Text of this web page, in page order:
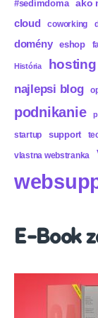
#sedímdoma ako
cloud coworking
domény eshop
História hosting
najlepsi blog
podnikanie
startup support
vlastna webstranka
E-Book